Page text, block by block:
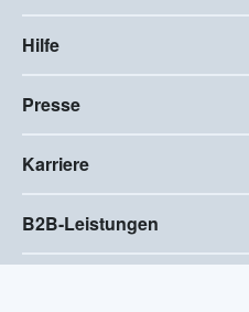
Hilfe
Presse
Karriere
B2B-Leistungen